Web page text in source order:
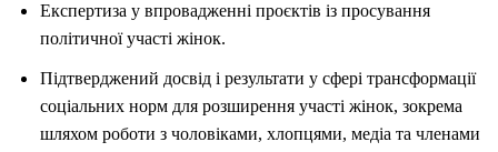
Експертиза у впровадженні проєктів із просування
політичної участі жінок.
Підтверджений досвід і результати у сфері трансформації
соціальних норм для розширення участі жінок, зокрема
шляхом роботи з чоловіками, хлопцями, медіа та членами